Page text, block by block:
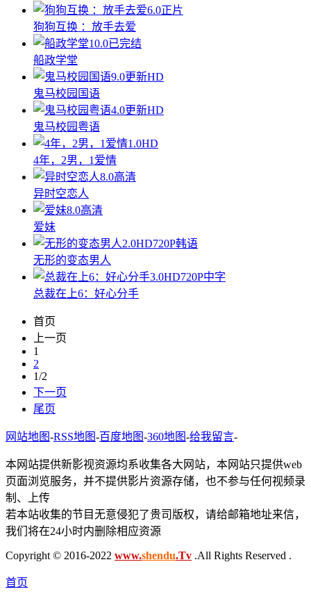
6.0正片
狗狗互换 ：放手去爱
10.0已完结
船政学堂
9.0更新HD
鬼马校园国语
4.0更新HD
鬼马校园粤语
1.0HD
4年，2男，1爱情
8.0高清
异时空恋人
8.0高清
爱妹
2.0HD720P韩语
无形的变态男人
3.0HD720P中字
总裁在上6：好心分手
首页
上一页
1
2
1/2
下一页
尾页
网站地图-RSS地图-百度地图-360地图-给我留言-
本网站提供新影视资源均系收集各大网站，本网站只提供web
页面浏览服务，并不提供影片资源存储，也不参与任何视频录
制、上传
若本站收集的节目无意侵犯了贵司版权，请给邮箱地址来信，
我们将在24小时内删除相应资源
Copyright © 2016-2022 www.shendu.Tv .All Rights Reserved .
首页